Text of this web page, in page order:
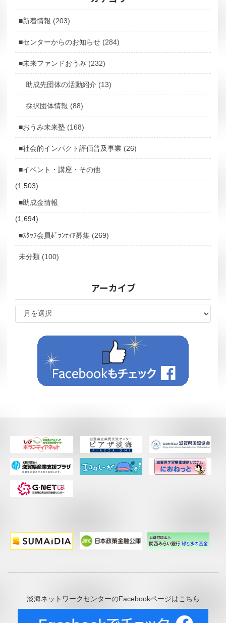
■新着情報 (203)
■センターからのお知らせ (284)
■未来ファンドおうみ (232)
助成先団体の活動紹介 (13)
採択団体情報 (88)
■おうみ未来塾 (168)
■社会的インパクト評価普及事業 (26)
■イベント・講座・その他
(1,503)
■助成金情報
(1,694)
■ｽﾀｯﾌ会員ﾎﾞﾗﾝﾃｨｱ募集 (269)
未分類 (100)
アーカイブ
淡海ネットワークセンターのFacebookページはこちら